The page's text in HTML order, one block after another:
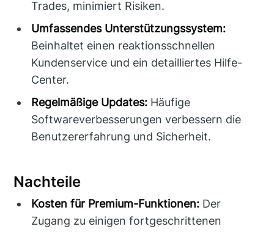
Trades, minimiert Risiken.
Umfassendes Unterstützungssystem:
Beinhaltet einen reaktionsschnellen
Kundenservice und ein detailliertes Hilfe-
Center.
Regelmäßige Updates: Häufige
Softwareverbesserungen verbessern die
Benutzererfahrung und Sicherheit.
Nachteile
Kosten für Premium-Funktionen: Der
Zugang zu einigen fortgeschrittenen